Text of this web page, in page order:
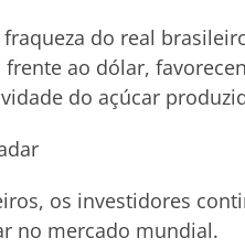
do real
ao dólar,
do açúcar
os investidores
no mercado mundial.